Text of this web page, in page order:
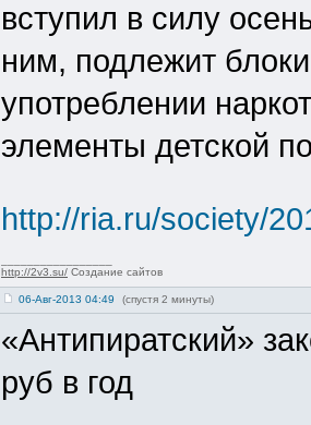
вступил в силу
ним, подлежит
употреблении
элементы детской
http://ria.ru/society/
http://2v3.su/ Создание сайтов
06-Авг-2013 04:49 (спустя 2 минуты)
«Антипиратский»
руб в год